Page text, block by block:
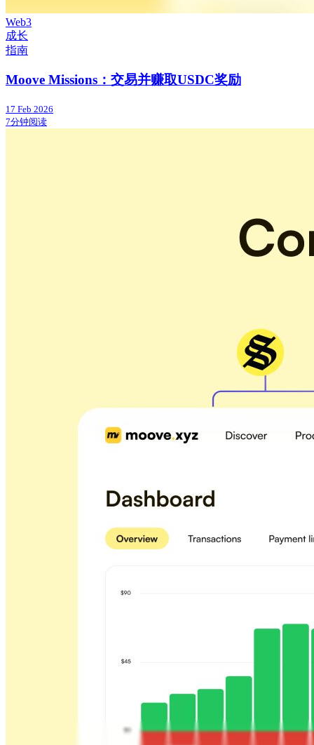
Web3
成长
指南
Moove Missions：交易并赚取USDC奖励
17 Feb 2026
7分钟阅读